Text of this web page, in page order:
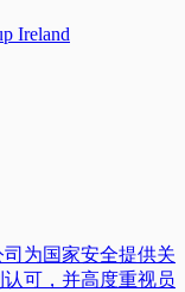
Ireland
为国家安全提供关
可，并高度重视员